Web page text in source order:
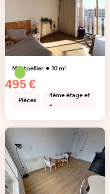
Montpellier 10m²
495 €
Pièces
4ème étage et
+